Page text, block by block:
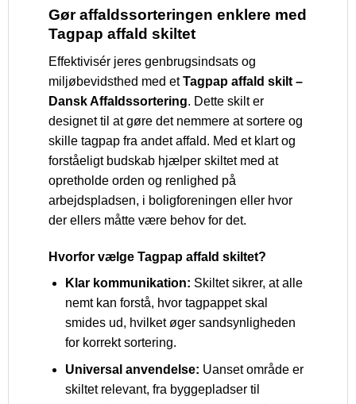
Gør affaldssorteringen enklere med
Tagpap affald skiltet
Effektivisér jeres genbrugsindsats og
miljøbevidsthed med etTagpap affald skilt –
Dansk Affaldssortering. Dette skilt er
designet til at gøre det nemmere at sortere og
skille tagpap fra andet affald. Med et klart og
forståeligt budskab hjælper skiltet med at
opretholde orden og renlighed på
arbejdspladsen, i boligforeningen eller hvor
der ellers måtte være behov for det.
Hvorfor vælge Tagpap affald skiltet?
Klar kommunikation: Skiltet sikrer, at alle
nemt kan forstå, hvor tagpappet skal
smides ud, hvilket øger sandsynligheden
for korrekt sortering.
Universal anvendelse: Uanset område er
skiltet relevant, fra byggepladser til